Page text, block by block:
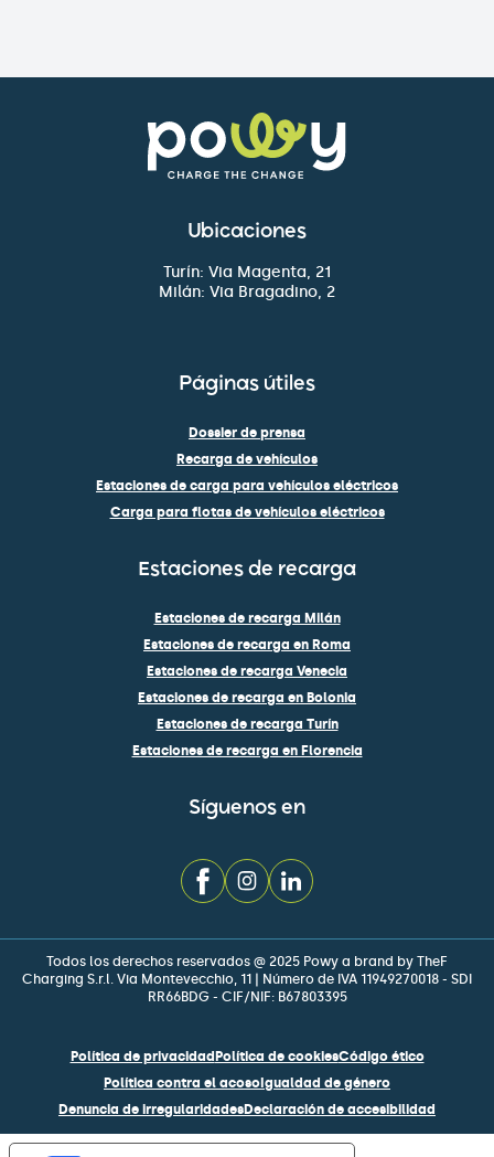
Ubicaciones
Turín: Via Magenta, 21
Milán: Via Bragadino, 2
Páginas útiles
Dossier de prensa
Recarga de vehículos
Estaciones de carga para vehículos eléctricos
Carga para flotas de vehículos eléctricos
Estaciones de recarga
Estaciones de recarga Milán
Estaciones de recarga en Roma
Estaciones de recarga Venecia
Estaciones de recarga en Bolonia
Estaciones de recarga Turín
Estaciones de recarga en Florencia
Síguenos en
Todos los derechos reservados @ 2025 Powy a brand by TheF
Charging S.r.l. Via Montevecchio, 11 | Número de IVA 11949270018 - SDI
RR66BDG - CIF/NIF: B67803395
Política de privacidad Política de cookiesCódigo ético
Política contra el acoso Igualdad de género
Denuncia de irregularidadesDeclaración de accesibilidad